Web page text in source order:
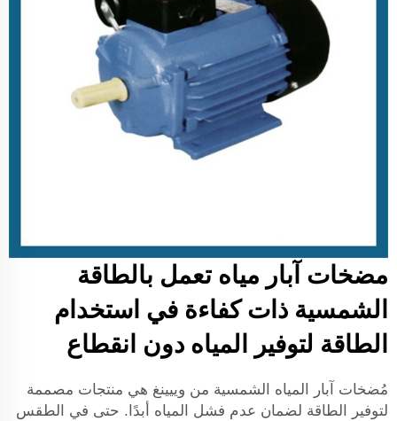
مضخات آبار مياه تعمل بالطاقة
الشمسية ذات كفاءة في استخدام
الطاقة لتوفير المياه دون انقطاع
مُضخات آبار المياه الشمسية من وييينغ هي منتجات مصممة
لتوفير الطاقة لضمان عدم فشل المياه أبدًا. حتى في الطقس